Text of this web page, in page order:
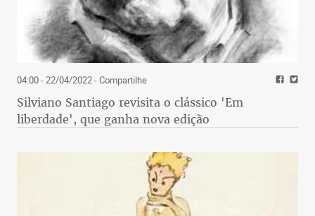
04:00 - 22/04/2022- Compartilhe
Silviano Santiago revisita o clássico 'Em
liberdade', que ganha nova edição